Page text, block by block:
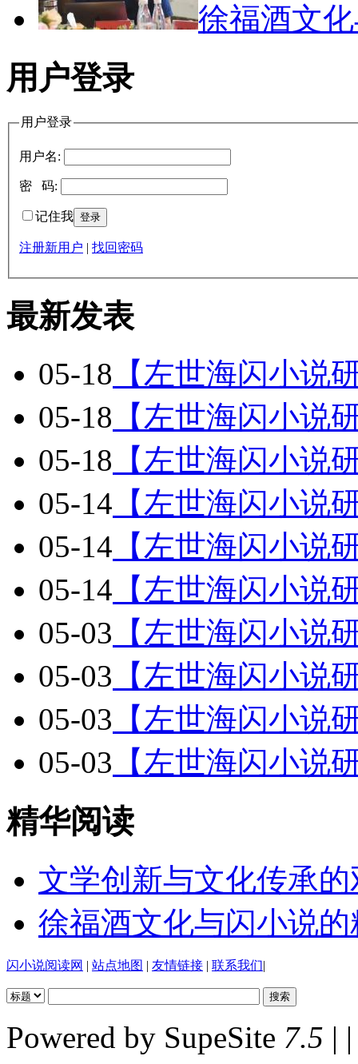
徐福酒文
用户登录
用户登录
用户名:
密 码:
记住我
注册新用户 | 找回密码
最新发表
05-18 【左世海闪小说
05-18 【左世海闪小说
05-18 【左世海闪小说
05-14 【左世海闪小说
05-14 【左世海闪小说
05-14 【左世海闪小说
05-03 【左世海闪小说
05-03 【左世海闪小说
05-03 【左世海闪小说
05-03 【左世海闪小说
精华阅读
文学创新与文化传承
徐福酒文化与闪小说
闪小说阅读网 | 站点地图 | 友情链接 | 联系我们|
Powered by SupeSite 7.5 | |